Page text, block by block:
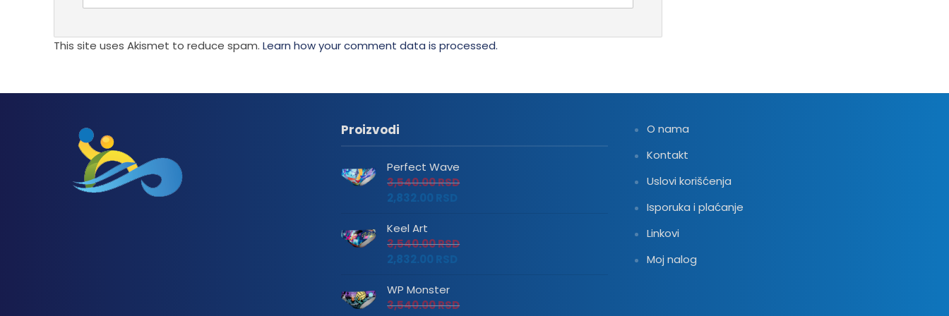
This site uses Akismet to reduce spam. Learn how your comment data is processed.
Proizvodi
Perfect Wave
3,540.00RSD
2,832.00
Keel Art
3,540.00RSD
2,832.00
WP Monster
3,540.00RSD
O nama
Kontakt
Uslovi korišćenja
Isporuka i plaćanje
Linkovi
Moj nalog